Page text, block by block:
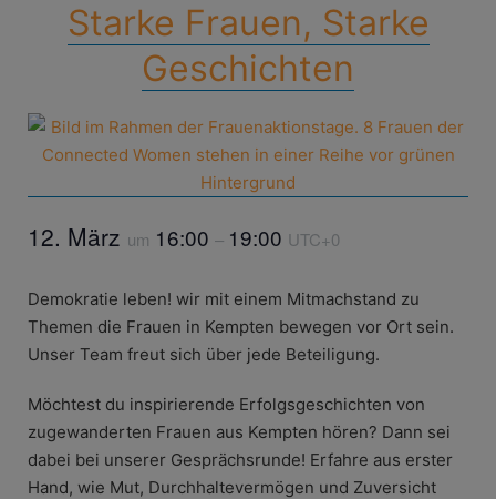
Starke Frauen, Starke
Geschichten
12. März um 16:00 – 19:00 UTC+0
Demokratie leben! wir mit einem Mitmachstand zu
Themen die Frauen in Kempten bewegen vor Ort sein.
Unser Team freut sich über jede Beteiligung.
Möchtest du inspirierende Erfolgsgeschichten von
zugewanderten Frauen aus Kempten hören? Dann sei
dabei bei unserer Gesprächsrunde! Erfahre aus erster
Hand, wie Mut, Durchhaltevermögen und Zuversicht